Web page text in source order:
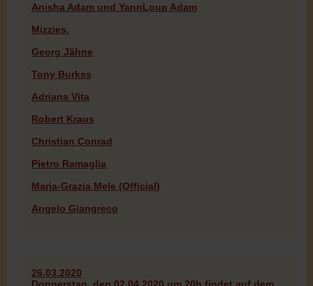
Anisha Adam und YannLoup Adam
Mizzies.
Georg Jähne
Tony Burkss
Adriana Vita
Robert Kraus
Christian Conrad
Pietro Ramaglia
Maria-Grazia Mele (Official)
Angelo Giangreco
26.03.2020